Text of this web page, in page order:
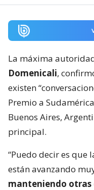
La máxima
Domenicali,
existen
Premio a
Buenos Aires,
principal.
“Puedo decir es que
están avanzando
manteniendo otras